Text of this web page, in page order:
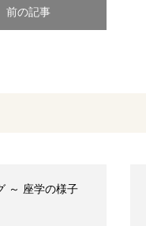
前の記事
～ 座学の様子